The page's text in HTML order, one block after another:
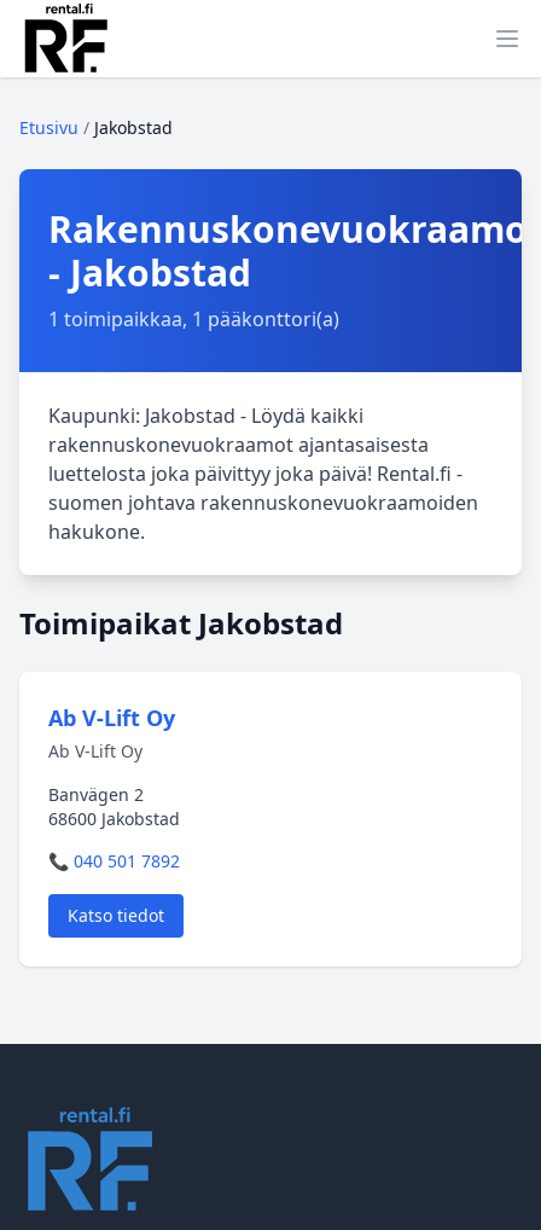
Etusivu / Jakobstad
- Jakobstad
1 toimipaikkaa, 1 pääkonttori(a)
Kaupunki: Jakobstad - Löydä kaikki
rakennuskonevuokraamot ajantasaisesta
luettelosta joka päivittyy joka päivä! Rental.fi -
suomen johtava rakennuskonevuokraamoiden
hakukone.
Toimipaikat Jakobstad
Ab V-Lift Oy
Ab V-Lift Oy
Banvägen 2
68600 Jakobstad
📞 040 501 7892
Katso tiedot